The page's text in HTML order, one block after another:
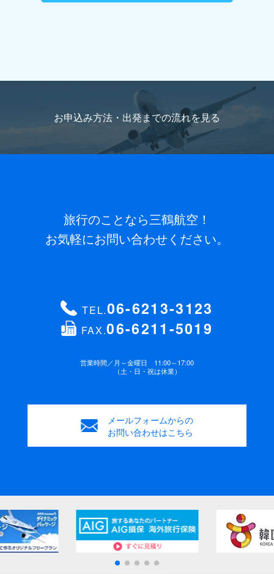
お申込み方法・出発までの流れを見る
旅行のことなら三鶴航空！
お気軽にお問い合わせください。
TEL.06-6213-3123
FAX.06-6211-5019
営業時間／月～金曜日 11:00～17:00
（土・日・祝は休業）
メールフォームからの
お問い合わせはこちら